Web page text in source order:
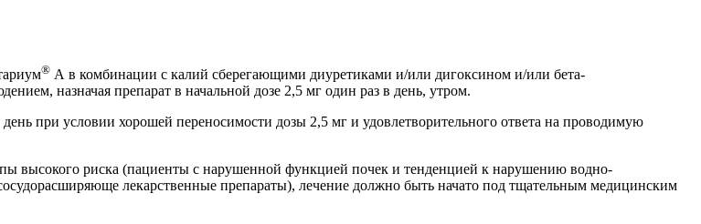
® А в комбинации с калий сберегающими диуретиками и/или дигоксином и/или бета-
назначая препарат в начальной дозе 2,5 мг один раз в день, утром.
при условии хорошей переносимости дозы 2,5 мг и удовлетворительного ответа на проводимую
высокого риска (пациенты с нарушенной функцией почек и тенденцией к нарушению водно-
лекарственные препараты), лечение должно быть начато под тщательным медицинским